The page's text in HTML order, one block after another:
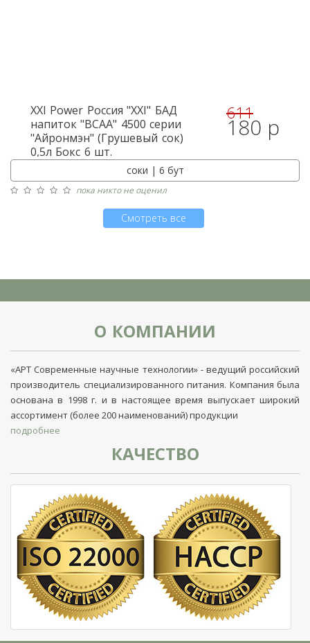
XXI Power Россия "XXI" БАД
напиток "BCAA" 4500 серии
"Айронмэн" (Грушевый сок)
0,5л Бокс 6 шт.
611
180 р
соки | 6 бут
пока никто не оценил
Смотреть все
О КОМПАНИИ
«АРТ Современные научные технологии» - ведущий российский
производитель специализированного питания. Компания была
основана в 1998 г. и в настоящее время выпускает широкий
ассортимент (более 200 наименований) продукции
подробнее
КАЧЕСТВО